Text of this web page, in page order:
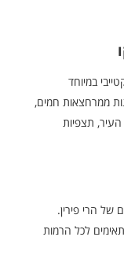
במיוחד
ממרחצאות חמים,
העיר, תצפיות
של הרי פירין.
לכל הרמות